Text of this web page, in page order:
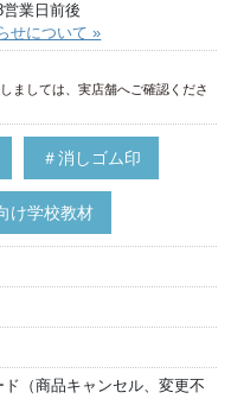
業日前後
せについて »
ましては、実店舗へご確認くださ
＃消しゴム印
け学校教材
ド（商品キャンセル、変更不